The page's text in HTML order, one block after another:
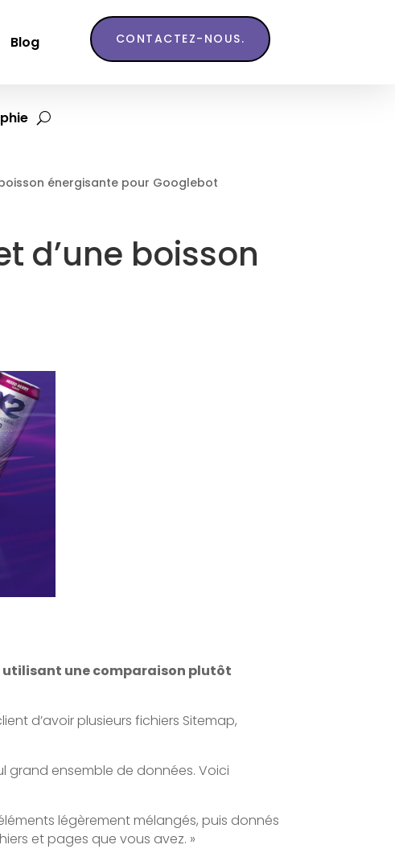
Blog CONTACTEZ-NOUS.
énergisante pour Googlebot
d’une boisson
utilisant une comparaison plutôt
d’avoir plusieurs fichiers Sitemap,
grand ensemble de données. Voici
légèrement mélangés, puis donnés
et pages que vous avez. »